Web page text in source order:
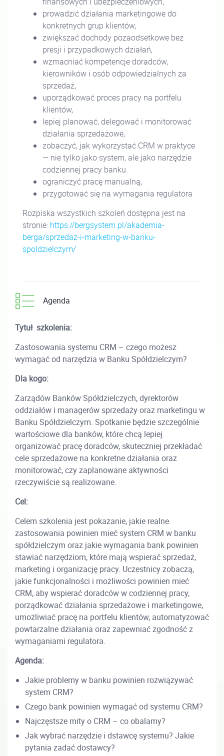
prowadzić działania marketingowe do
konkretnych grup klientów,
zwiększać dochody pozaodsetkowe bez
presji i przypadkowych działań,
wzmacniać kompetencje doradców,
kierowników i osób odpowiedzialnych za
sprzedaż,
uporządkować proces pracy na portfelu
klientów,
lepiej planować, delegować i monitorować
działania sprzedażowe,
zobaczyć, jak wykorzystać CRM w praktyce
— nie tylko jako system, ale jako narzędzie
codziennej pracy banku.
ograniczyć pracę manualną,
przygotować się na wymagania regulatora
Rozpiska wszystkich szkoleń dostępna jest na
stronie: https://bergsystem.pl/akademia-
berga/sprzedaz-i-marketing-w-banku-
spoldzielczym/
Agenda
Tytuł szkolenia:
Zastosowania systemu CRM – czego możesz
wymagać od narzędzia w Banku Spółdzielczym?
Dla kogo:
Zarządów Banków Spółdzielczych, dyrektorów
oddziałów i managerów sprzedaży oraz marketingu w
Banku Spółdzielczym. Spotkanie będzie szczególnie
wartościowe dla banków, które chcą lepiej
organizować pracę doradców, skuteczniej przekładać
cele sprzedażowe na konkretne działania oraz
monitorować, czy zaplanowane aktywności
rzeczywiście są realizowane.
Cel:
Celem szkolenia jest pokazanie, jakie realne
zastosowania powinien mieć system CRM w banku
spółdzielczym oraz jakie wymagania bank powinien
stawiać narzędziom, które mają wspierać sprzedaż,
marketing i organizację pracy. Uczestnicy zobaczą,
jakie funkcjonalności i możliwości powinien mieć
CRM, aby wspierać doradców w codziennej pracy,
porządkować działania sprzedażowe i marketingowe,
umożliwiać pracę na portfelu klientów, automatyzować
powtarzalne działania oraz zapewniać zgodność z
wymaganiami regulatora.
Agenda:
Jakie problemy w banku powinien rozwiązywać
system CRM?
Czego bank powinien wymagać od systemu CRM?
Najczęstsze mity o CRM – co obalamy?
Jak wybrać narzędzie i dstawcę systemu? Jakie
pytania zadać dostawcy?